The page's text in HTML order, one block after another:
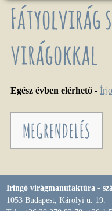
Fátyolvirág
virágokkal
Egész évben elérhető -
MEGRENDELÉS
Iringó virágmanufaktúra -
1053 Budapest, Károlyi u. 19.